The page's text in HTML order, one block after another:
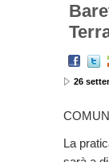
26
La